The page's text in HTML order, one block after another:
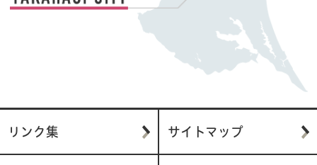
リンク集 サイトマップ